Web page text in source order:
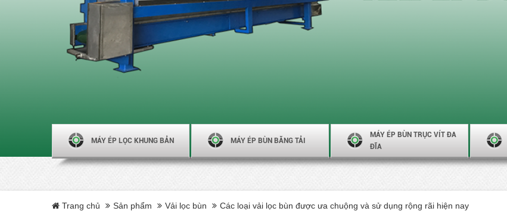
MÁY ÉP LỌC KHUNG BẢN MÁY ÉP BÙN BĂNG TẢI
MÁY ÉP BÙN TRỤC VÍT ĐA
ĐĨA
Trang chủ Sản phẩm Vải lọc bùn Các loại vải lọc bùn được ưa chuộng và sử dụng rộng rãi hiện nay